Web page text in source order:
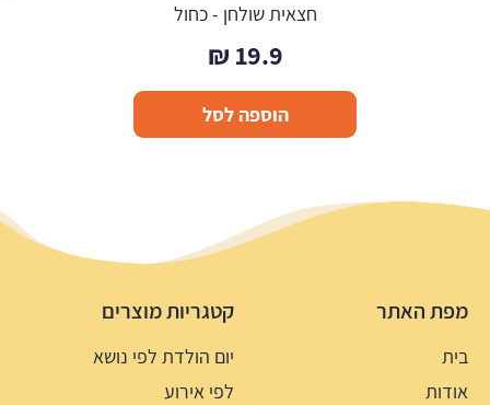
חצאית שולחן - כחול
19.9
₪
הוספה לסל
מפת האתר
בית
אודות
קטגריות מוצרים
יום הולדת לפי נושא
לפי אירוע